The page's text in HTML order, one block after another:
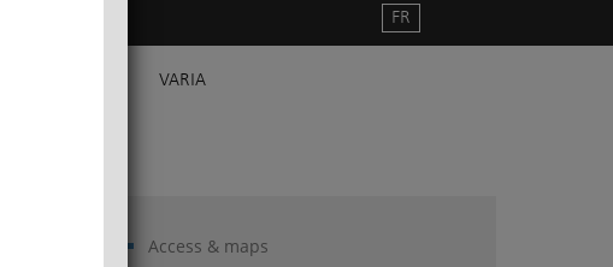
VARIA
FR
Access & maps